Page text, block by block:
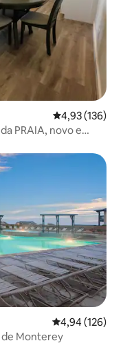
4,93 de uma
4,93 (136)
PRAIA, novo e
4,94 de uma
4,94 (126)
de Monterey